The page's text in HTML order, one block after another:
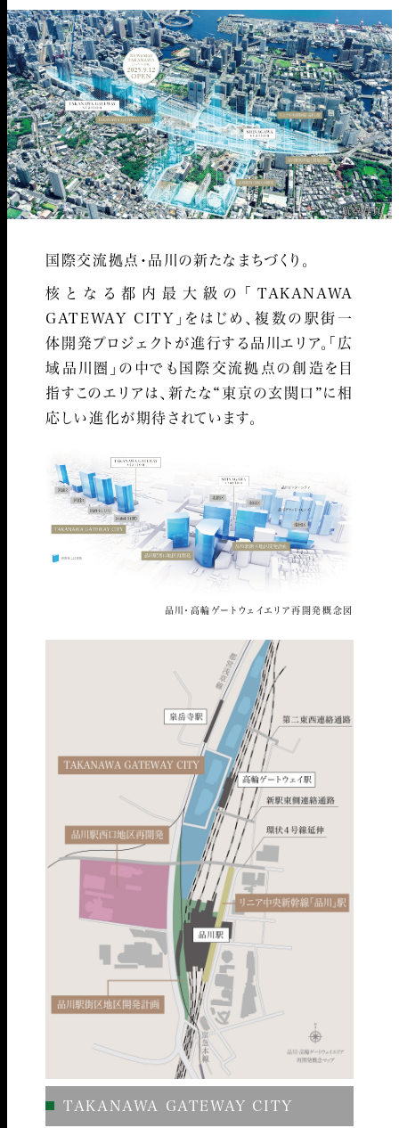
航空写真
国際交流拠点・品川の新たなまちづくり。
核となる都内最大級の「TAKANAWA
GATEWAY CITY」をはじめ、複数の駅街一
体開発プロジェクトが進行する品川エリア。 「広
域品川圏」の中でも国際交流拠点の創造を目
指すこのエリアは、新たな“東京の玄関口”に相
応しい進化が期待されています。
品川・高輪ゲートウェイエリア再開発概念図
TAKANAWA GATEWAY CITY